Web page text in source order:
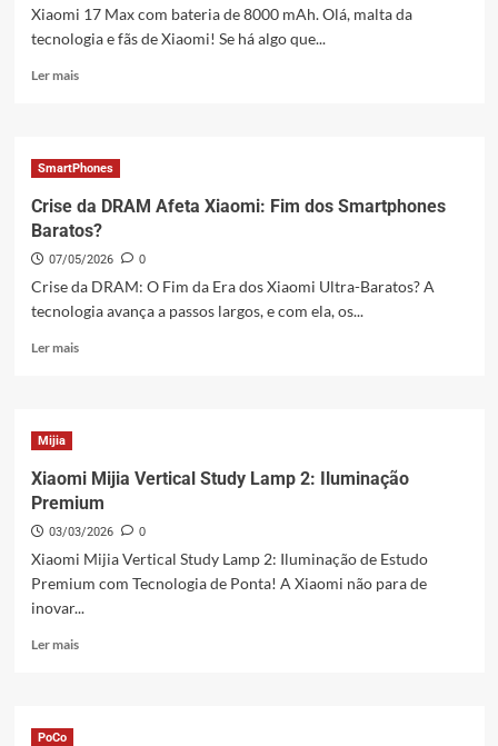
grande
de
Xiaomi 17 Max com bateria de 8000 mAh. Olá, malta da
tecnologia e fãs de Xiaomi! Se há algo que...
Ler maisLeia
17
Max
com
bateria
de
8000
mAh:
da
SmartPhones
Crise da DRAM Afeta Xiaomi: Fim dos Smartphones
Baratos?
07/05/2026 0
Crise da DRAM: O Fim da Era dos Xiaomi Ultra-Baratos? A
tecnologia avança a passos largos, e com ela, os...
Ler maisLeia
Afeta
Xiaomi:
Fim
dos
Smartphones
Mijia
Xiaomi Mijia Vertical Study Lamp 2: Iluminação
Premium
03/03/2026 0
Xiaomi Mijia Vertical Study Lamp 2: Iluminação de Estudo
Premium com Tecnologia de Ponta! A Xiaomi não para de
inovar...
Ler maisLeia
PoCo